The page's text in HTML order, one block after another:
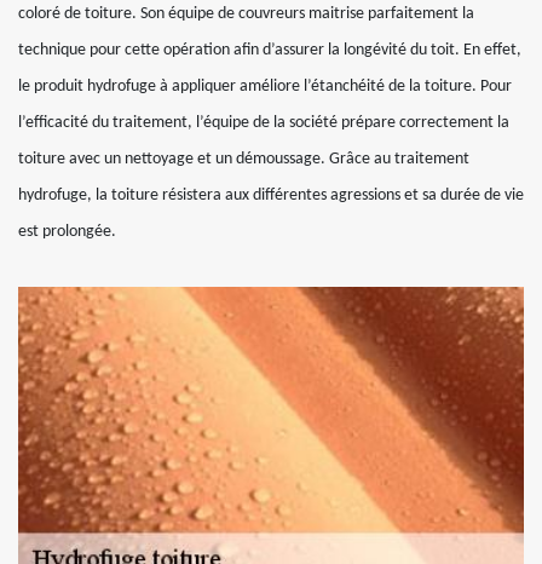
coloré de toiture. Son équipe de couvreurs maitrise parfaitement la
technique pour cette opération afin d’assurer la longévité du toit. En effet,
le produit hydrofuge à appliquer améliore l’étanchéité de la toiture. Pour
l’efficacité du traitement, l’équipe de la société prépare correctement la
toiture avec un nettoyage et un démoussage. Grâce au traitement
hydrofuge, la toiture résistera aux différentes agressions et sa durée de vie
est prolongée.